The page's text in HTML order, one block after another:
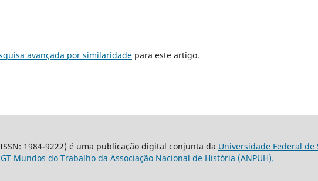
avançada por similaridade para este artigo.
1984-9222) é uma publicação digital conjunta da Universidade Federal de
Mundos do Trabalho da Associação Nacional de História (ANPUH).